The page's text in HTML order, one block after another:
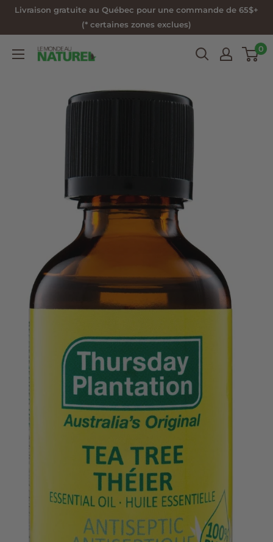
PasserLivraison gratuite au Québec pour une commande de 65$+
(* certaines zones exclues)
Le
Naturel
0